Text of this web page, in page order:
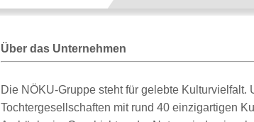
Über das Unternehmen
Die NÖKU-Gruppe steht für gelebte
Tochtergesellschaften mit rund 40 einzigartigen